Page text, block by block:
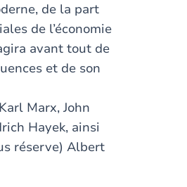
de la part
de l’économie
avant tout de
et de son
Marx, John
Hayek, ainsi
réserve) Albert